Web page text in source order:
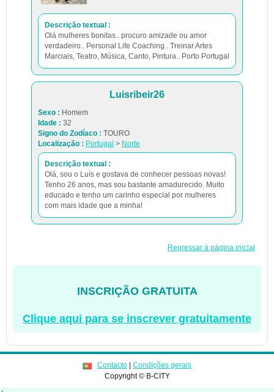
Descrição textual :
Olá mulheres bonitas.. procuro amizade ou amor
verdadeiro.. Personal Life Coaching.. Treinar Artes
Marciais, Teatro, Música, Canto, Pintura.. Porto Portugal
Luisribeir26
Sexo : Homem
Idade : 32
Signo do Zodíaco : TOURO
Localização : Portugal > Norte
Descrição textual :
Olá, sou o Luís e gostava de conhecer pessoas novas!
Tenho 26 anos, mas sou bastante amadurecido. Muito
educado e tenho um carinho especial por mulheres
com mais idade que a minha!
Regressar à página inicial
INSCRIÇÃO GRATUITA
Clique aqui para se inscrever gratuitamente
Contacto
Condições gerais
Copyright © B-CITY